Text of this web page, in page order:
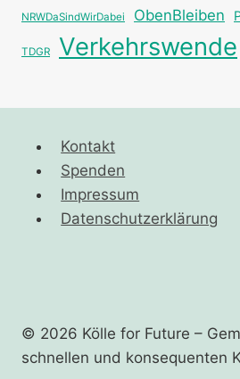
NRWDaSindWirDabei ObenBleiben
TDGR Verkehrswende
Kontakt
Spenden
Impressum
Datenschutzerklärung
© 2026 Kölle for Future –
schnellen und ­konsequenten